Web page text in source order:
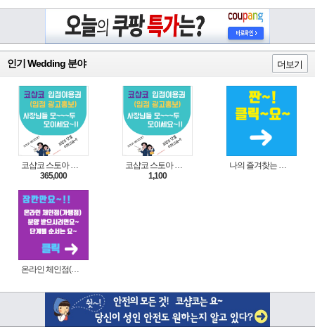
인기 Wedding 분야 더보기
365,000
1,100
온라인 체인점(가맹점) 분양순서(필독)